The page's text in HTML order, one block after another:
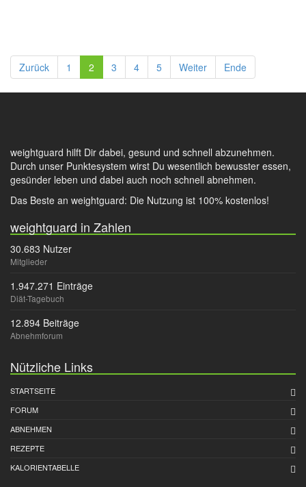
Zurück 1 2 3 4 5 Weiter Ende
weightguard hilft Dir dabei, gesund und schnell abzunehmen.
Durch unser Punktesystem wirst Du wesentlich bewusster essen,
gesünder leben und dabei auch noch schnell abnehmen.
Das Beste an weightguard: Die Nutzung ist 100% kostenlos!
weightguard in Zahlen
30.683 Nutzer
Mitglieder
1.947.271 Einträge
Diät-Tagebuch
12.894 Beiträge
Abnehmforum
Nützliche Links
STARTSEITE
FORUM
ABNEHMEN
REZEPTE
KALORIENTABELLE